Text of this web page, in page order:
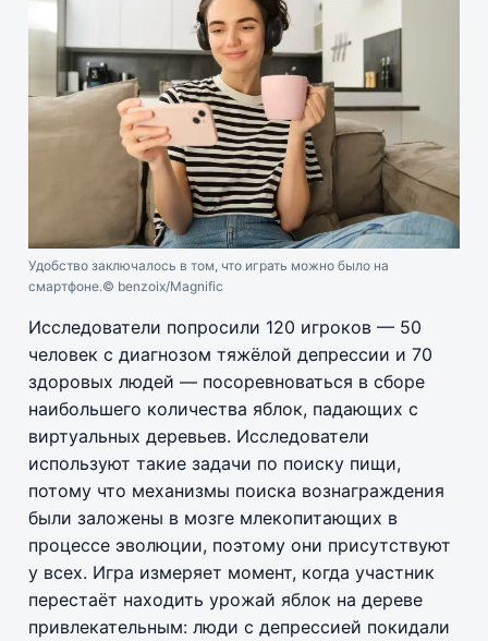
Удобство заключалось в том, что играть можно было на
смартфоне.© benzoix/Magnific
Исследователи попросили 120 игроков — 50
человек с диагнозом тяжёлой депрессии и 70
здоровых людей — посоревноваться в сборе
наибольшего количества яблок, падающих с
виртуальных деревьев. Исследователи
используют такие задачи по поиску пищи,
потому что механизмы поиска вознаграждения
были заложены в мозге млекопитающих в
процессе эволюции, поэтому они присутствуют
у всех. Игра измеряет момент, когда участник
перестаёт находить урожай яблок на дереве
привлекательным: люди с депрессией покидали